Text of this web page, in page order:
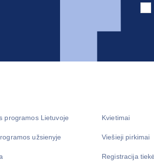
programos Lietuvoje
užsienyje
Kvietimai
Viešieji pirkimai
Registracija